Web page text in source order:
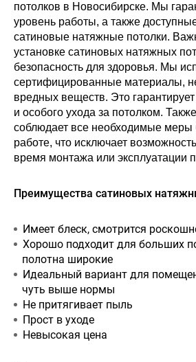
потолков в Новосибирске. Мы
уровень работы, а также
сатиновые натяжные потолки.
установке сатиновых натяжных
безопасность для здоровья. Мы
сертифицированные материалы,
вредных веществ. Это гарантирует
и особого ухода за потолком.
соблюдает все необходимые меры
работе, что исключает
время монтажа или эксплуатации
Преимущества сатиновых
Имеет блеск, смотрится
Хорошо подходит для больших
полотна широкие
Идеальный вариант для
чуть выше нормы
Не притягивает пыль
Прост в уходе
Невысокая цена